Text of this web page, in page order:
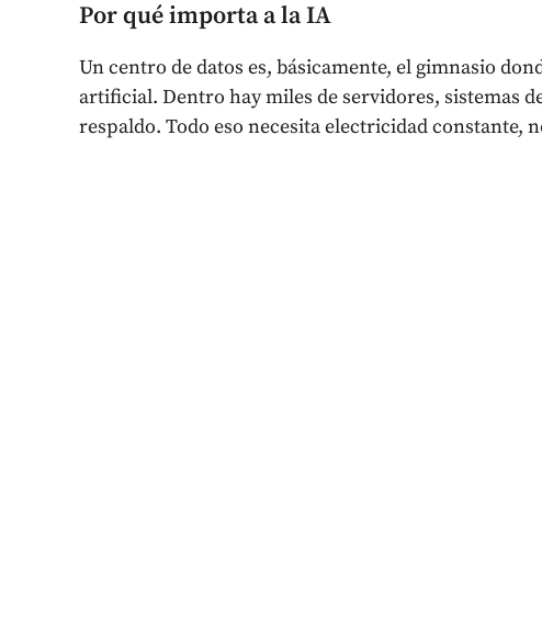
Por qué importa a la IA
Un centro de datos es, básicamente, el gimnasio
artificial. Dentro hay miles de servidores, sistemas
respaldo. Todo eso necesita electricidad constante,